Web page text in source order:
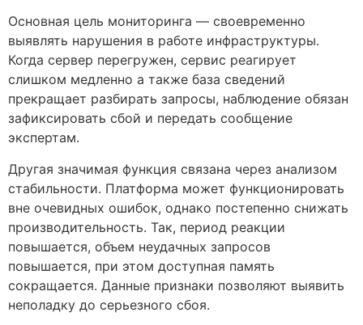
Основная цель мониторинга — своевременно
выявлять нарушения в работе инфраструктуры.
Когда сервер перегружен, сервис реагирует
слишком медленно а также база сведений
прекращает разбирать запросы, наблюдение обязан
зафиксировать сбой и передать сообщение
экспертам.
Другая значимая функция связана через анализом
стабильности. Платформа может функционировать
вне очевидных ошибок, однако постепенно снижать
производительность. Так, период реакции
повышается, объем неудачных запросов
повышается, при этом доступная память
сокращается. Данные признаки позволяют выявить
неполадку до серьезного сбоя.